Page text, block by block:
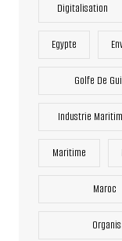
Digitalisation
Egypte
Golfe De
Industrie
Maritime
Maroc